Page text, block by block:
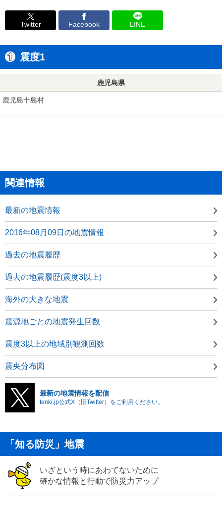
Twitter Facebook LINE
震度1
鹿児島県
鹿児島十島村
関連情報
最新の地震情報
2016年08月09日の地震情報
過去の地震履歴
過去の地震履歴(震度3以上)
海外の大きな地震
震源地ごとの地震発生回数
震度3以上の地域別観測回数
震央分布図
最新の地震情報を配信
tenki.jp公式X（旧Twitter）をご利用ください。
「知る防災」地震
いざという時にあわてないために
確かな情報と行動で防災力アップ